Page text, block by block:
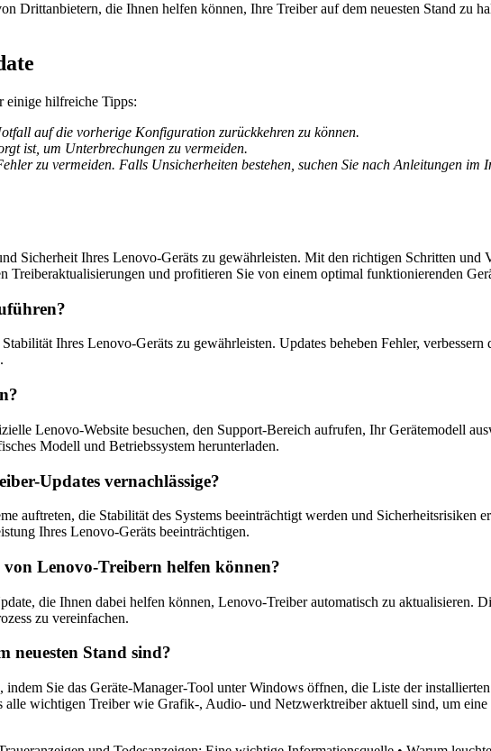
Drittanbietern, die Ihnen helfen können, Ihre Treiber auf dem neuesten Stand zu
einige hilfreiche Tipps:
auf die vorherige Konfiguration zurückkehren zu können.
ist, um Unterbrechungen zu vermeiden.
zu vermeiden. Falls Unsicherheiten bestehen, suchen Sie nach Anleitungen im
Sicherheit Ihres Lenovo-Geräts zu gewährleisten. Mit den richtigen Schritten und
Treiberaktualisierungen und profitieren Sie von einem optimal funktionierenden
Ihres Lenovo-Geräts zu gewährleisten. Updates beheben Fehler,
Lenovo-Website besuchen, den Support-Bereich aufrufen, Ihr Gerätemodell
Modell und Betriebssystem herunterladen.
Updates vernachlässige?
auftreten, die Stabilität des Systems beeinträchtigt werden und Sicherheitsrisiken
Ihres Lenovo-Geräts beeinträchtigen.
Lenovo-Treibern helfen können?
die Ihnen dabei helfen können, Lenovo-Treiber automatisch zu aktualisieren.
zu vereinfachen.
neuesten Stand sind?
Sie das Geräte-Manager-Tool unter Windows öffnen, die Liste der
alle wichtigen Treiber wie Grafik-, Audio- und Netzwerktreiber aktuell sind, um